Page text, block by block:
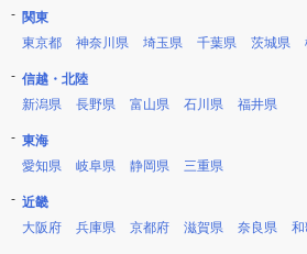
関東
東京都
神奈川県 埼玉県 千葉県 茨城県
信越・北陸
新潟県
長野県 富山県 石川県 福井県
東海
愛知県
岐阜県 静岡県 三重県
近畿
大阪府
兵庫県 京都府 滋賀県 奈良県